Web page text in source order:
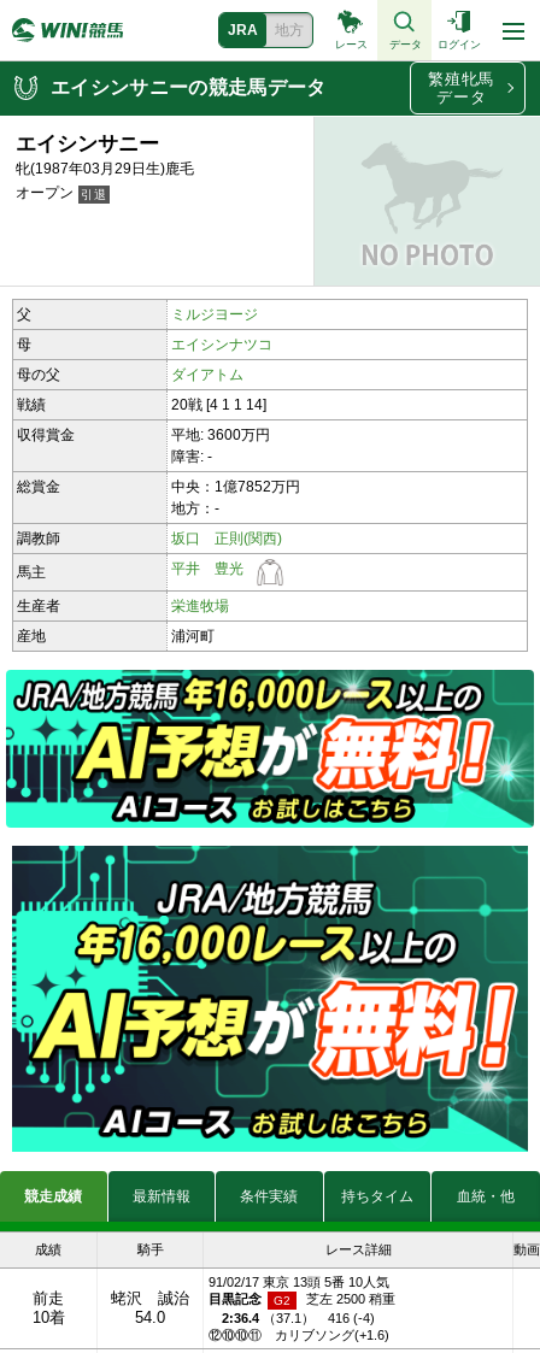
JRA 地方
レース データ ログイン
エイシンサニーの競走馬データ
繁殖牝馬
データ
エイシンサニー
牝(1987年03月29日生)鹿毛
オープン
父
ミルジヨージ
母
エイシンナツコ
母の父
ダイアトム
戦績
20戦 [4 1 1 14]
収得賞金
平地: 3600万円
障害: -
総賞金
中央：1億7852万円
地方：-
調教師
坂口 正則(関西)
馬主
平井 豊光
生産者
栄進牧場
産地
浦河町
競走成績 最新情報 条件実績 持ちタイム 血統・他
成績 騎手 レース詳細 動画
前走
10着
蛯沢 誠治
54.0
91/02/17 東京 13頭 5番 10人気
目黒記念
芝左 2500 稍重
2:36.4 （37.1 ）
416 (-4)
⑫⑩⑩⑪
カリブソング(+1.6)